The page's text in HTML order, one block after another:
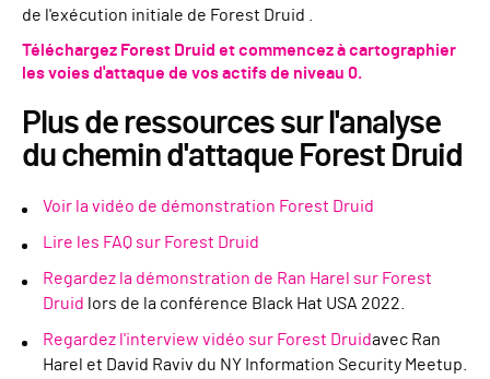
de l'exécution initiale de Forest Druid .
Téléchargez Forest Druid et commencez à cartographier
les voies d'attaque de vos actifs de niveau 0.
Plus de ressources sur l'analyse
du chemin d'attaque Forest Druid
Voir la vidéo de démonstration Forest Druid
Lire les FAQ sur Forest Druid
Regardez la démonstration de Ran Harel sur Forest
Druid
lors de la conférence Black Hat USA 2022.
Regardez l'interview vidéo sur Forest Druidavec Ran
Harel et David Raviv du NY Information Security Meetup.